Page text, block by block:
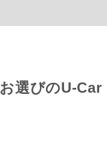
お選びのU-Car